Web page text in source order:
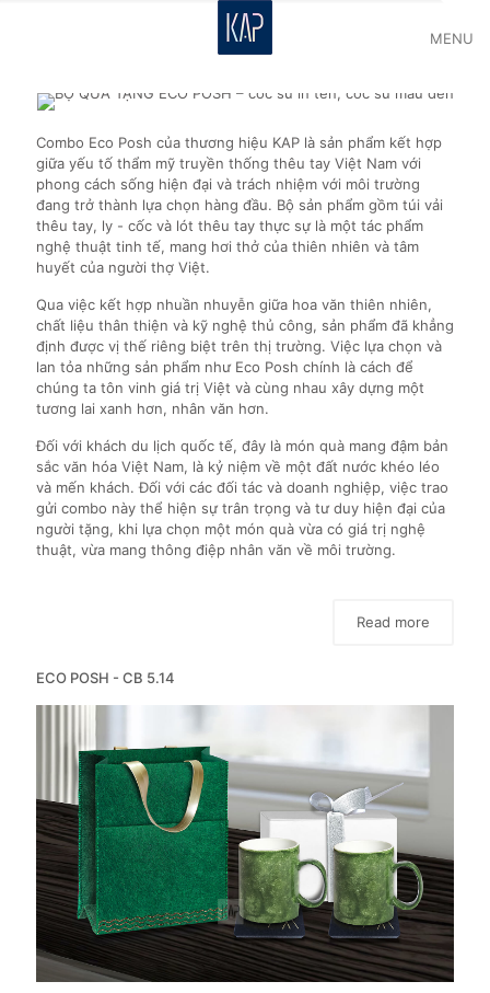
MENU
Combo Eco Posh của thương hiệu KAP là sản phẩm kết hợp
giữa yếu tố thẩm mỹ truyền thống thêu tay Việt Nam với
phong cách sống hiện đại và trách nhiệm với môi trường
đang trở thành lựa chọn hàng đầu. Bộ sản phẩm gồm túi vải
thêu tay, ly - cốc và lót thêu tay thực sự là một tác phẩm
nghệ thuật tinh tế, mang hơi thở của thiên nhiên và tâm
huyết của người thợ Việt.
Qua việc kết hợp nhuần nhuyễn giữa hoa văn thiên nhiên,
chất liệu thân thiện và kỹ nghệ thủ công, sản phẩm đã khẳng
định được vị thế riêng biệt trên thị trường. Việc lựa chọn và
lan tỏa những sản phẩm như Eco Posh chính là cách để
chúng ta tôn vinh giá trị Việt và cùng nhau xây dựng một
tương lai xanh hơn, nhân văn hơn.
Đối với khách du lịch quốc tế, đây là món quà mang đậm bản
sắc văn hóa Việt Nam, là kỷ niệm về một đất nước khéo léo
và mến khách. Đối với các đối tác và doanh nghiệp, việc trao
gửi combo này thể hiện sự trân trọng và tư duy hiện đại của
người tặng, khi lựa chọn một món quà vừa có giá trị nghệ
thuật, vừa mang thông điệp nhân văn về môi trường.
Read more
ECO POSH - CB 5.14